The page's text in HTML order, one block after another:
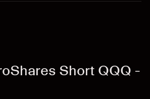
Short QQQ -